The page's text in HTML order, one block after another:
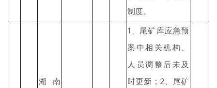
制度。
湖南
1、尾矿库应急预
案中相关机构、
人员调整后未及
时更新；2、尾矿